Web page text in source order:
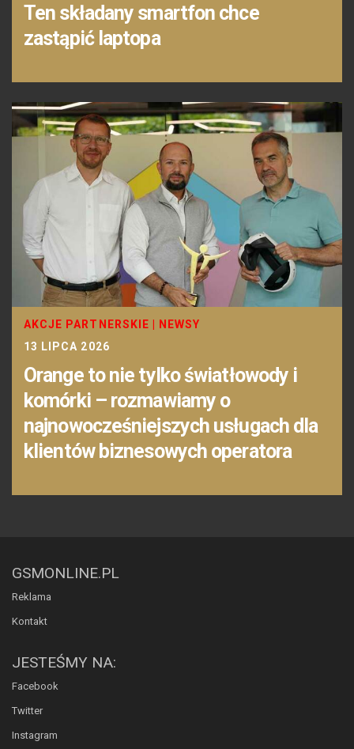
Ten składany smartfon chce
zastąpić laptopa
AKCJE PARTNERSKIE
NEWSY
13 LIPCA 2026
Orange to nie tylko światłowody i
komórki – rozmawiamy o
najnowocześniejszych usługach dla
klientów biznesowych operatora
GSMONLINE.PL
Reklama
Kontakt
JESTEŚMY NA:
Facebook
Twitter
Instagram